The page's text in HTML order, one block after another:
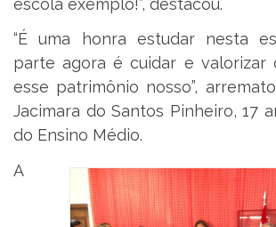
“É uma honra estudar nesta
parte agora é cuidar e valorizar
esse patrimônio nosso”,
Jacimara do Santos Pinheiro, 17
do Ensino Médio.
A